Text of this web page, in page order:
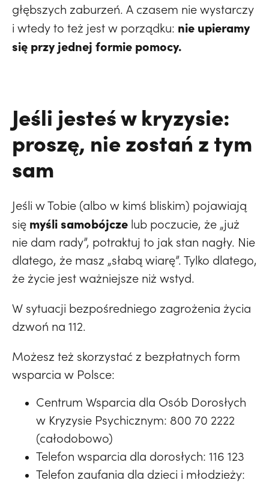
głębszych zaburzeń. A czasem nie wystarczy
i wtedy to też jest w porządku: nie upieramy
się przy jednej formie pomocy.
Jeśli jesteś w kryzysie:
proszę, nie zostań z tym
sam
Jeśli w Tobie (albo w kimś bliskim) pojawiają
się myśli samobójcze lub poczucie, że „już
nie dam rady”, potraktuj to jak stan nagły. Nie
dlatego, że masz „słabą wiarę”. Tylko dlatego,
że życie jest ważniejsze niż wstyd.
W sytuacji bezpośredniego zagrożenia życia
dzwoń na 112.
Możesz też skorzystać z bezpłatnych form
wsparcia w Polsce:
Centrum Wsparcia dla Osób Dorosłych
w Kryzysie Psychicznym: 800 70 2222
(całodobowo)
Telefon wsparcia dla dorosłych: 116 123
Telefon zaufania dla dzieci i młodzieży: